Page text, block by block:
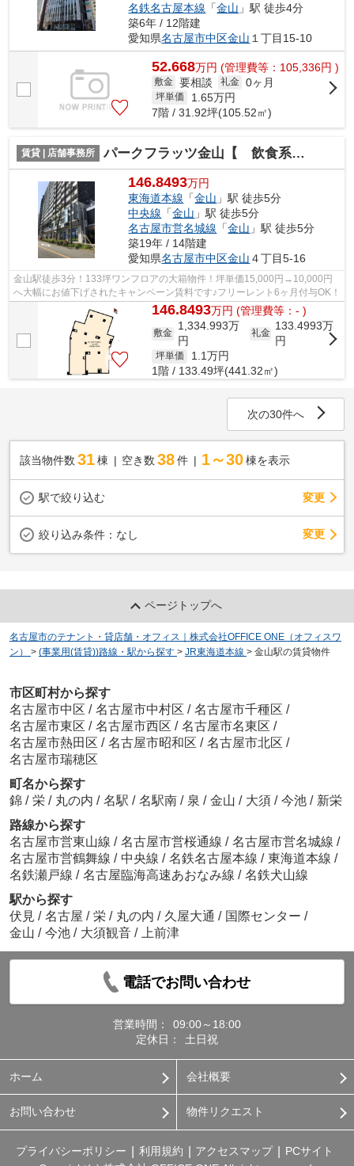
名鉄名古屋本線 「金山 」駅 徒歩4分
築6年 / 12階建
愛知県名古屋市中区金山 １丁目15-10
52.668万円 (管理費等：105,336円 )
敷金 要相談 礼金 0ヶ月
坪単価 1.65万円
7階 / 31.92坪(105.52㎡)
賃貸 | 店舗事務所 パークフラッツ金山【 飲食系おすすめ 】
146.8493万円
東海道本線 「金山 」駅 徒歩5分
中央線 「金山 」駅 徒歩5分
名古屋市営名城線 「金山 」駅 徒歩5分
築19年 / 14階建
愛知県名古屋市中区金山 ４丁目5-16
金山駅徒歩3分！133坪ワンフロアの大箱物件！坪単価15,000円→10,000円
へ大幅にお値下げされたキャンペーン賃料です♪フリーレント6ヶ月付与OK！
146.8493万円 (管理費等：- )
敷金
1,334.993万
円
礼金
133.4993万
円
坪単価 1.1万円
1階 / 133.49坪(441.32㎡)
次の30件へ
該当物件数 31棟 空き数 38 件 1～30 棟を表示
駅で絞り込む 変更
絞り込み条件： なし 変更
ページトップへ
名古屋市のテナント・貸店舗・オフィス｜株式会社OFFICE ONE（オフィスワ
ン）
> (事業用(賃貸))路線・駅から探す > JR東海道本線 > 金山駅の賃貸物件
市区町村から探す
名古屋市中区 / 名古屋市中村区 / 名古屋市千種区 /
名古屋市東区 / 名古屋市西区 / 名古屋市名東区 /
名古屋市熱田区 / 名古屋市昭和区 / 名古屋市北区 /
名古屋市瑞穂区
町名から探す
錦 / 栄 / 丸の内 / 名駅 / 名駅南 / 泉 / 金山 / 大須 / 今池 / 新栄
路線から探す
名古屋市営東山線 / 名古屋市営桜通線 / 名古屋市営名城線 /
名古屋市営鶴舞線 / 中央線 / 名鉄名古屋本線 / 東海道本線 /
名鉄瀬戸線 / 名古屋臨海高速あおなみ線 / 名鉄犬山線
駅から探す
伏見 / 名古屋 / 栄 / 丸の内 / 久屋大通 / 国際センター /
金山 / 今池 / 大須観音 / 上前津
電話でお問い合わせ
営業時間：
09:00～18:00
定休日：
土日祝
ホーム 会社概要
お問い合わせ 物件リクエスト
プライバシーポリシー 利用規約 アクセスマップ
PCサイト